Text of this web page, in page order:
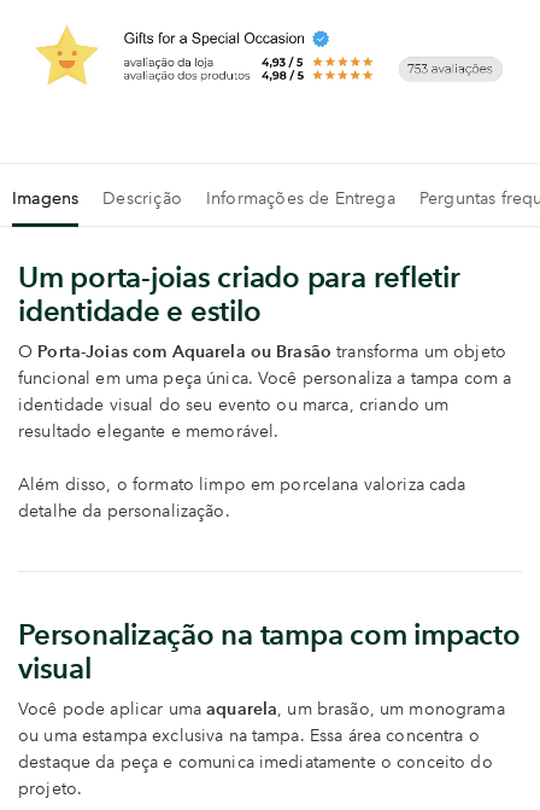
Imagens Descrição Informações de Entrega Perguntas
Um porta-joias criado para refletir
identidade e estilo
O Porta-Joias com Aquarela ou Brasão transforma um objeto
funcional em uma peça única. Você personaliza a tampa com a
identidade visual do seu evento ou marca, criando um
resultado elegante e memorável.
Além disso, o formato limpo em porcelana valoriza cada
detalhe da personalização.
Personalização na tampa com impacto
visual
Você pode aplicar umaaquarela, um brasão, um monograma
ou uma estampa exclusiva na tampa. Essa área concentra o
destaque da peça e comunica imediatamente o conceito do
projeto.